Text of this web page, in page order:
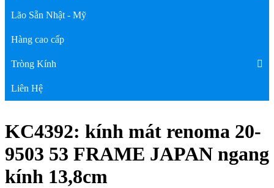
Lão Sẵn Nhật - Mỹ
Hàng cao cấp
Tròng Kính
Liên Hệ
KC4392: kính mát renoma 20-
9503 53 FRAME JAPAN ngang
kính 13,8cm